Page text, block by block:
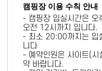
캠핑장 이용 수칙 안내
- 캠핑장 입실시간은 오
오전 12시까지 입니다.
- 최소 20:00까지는 입
니다
- 예약인원은 사이트(시
약 바랍니다.